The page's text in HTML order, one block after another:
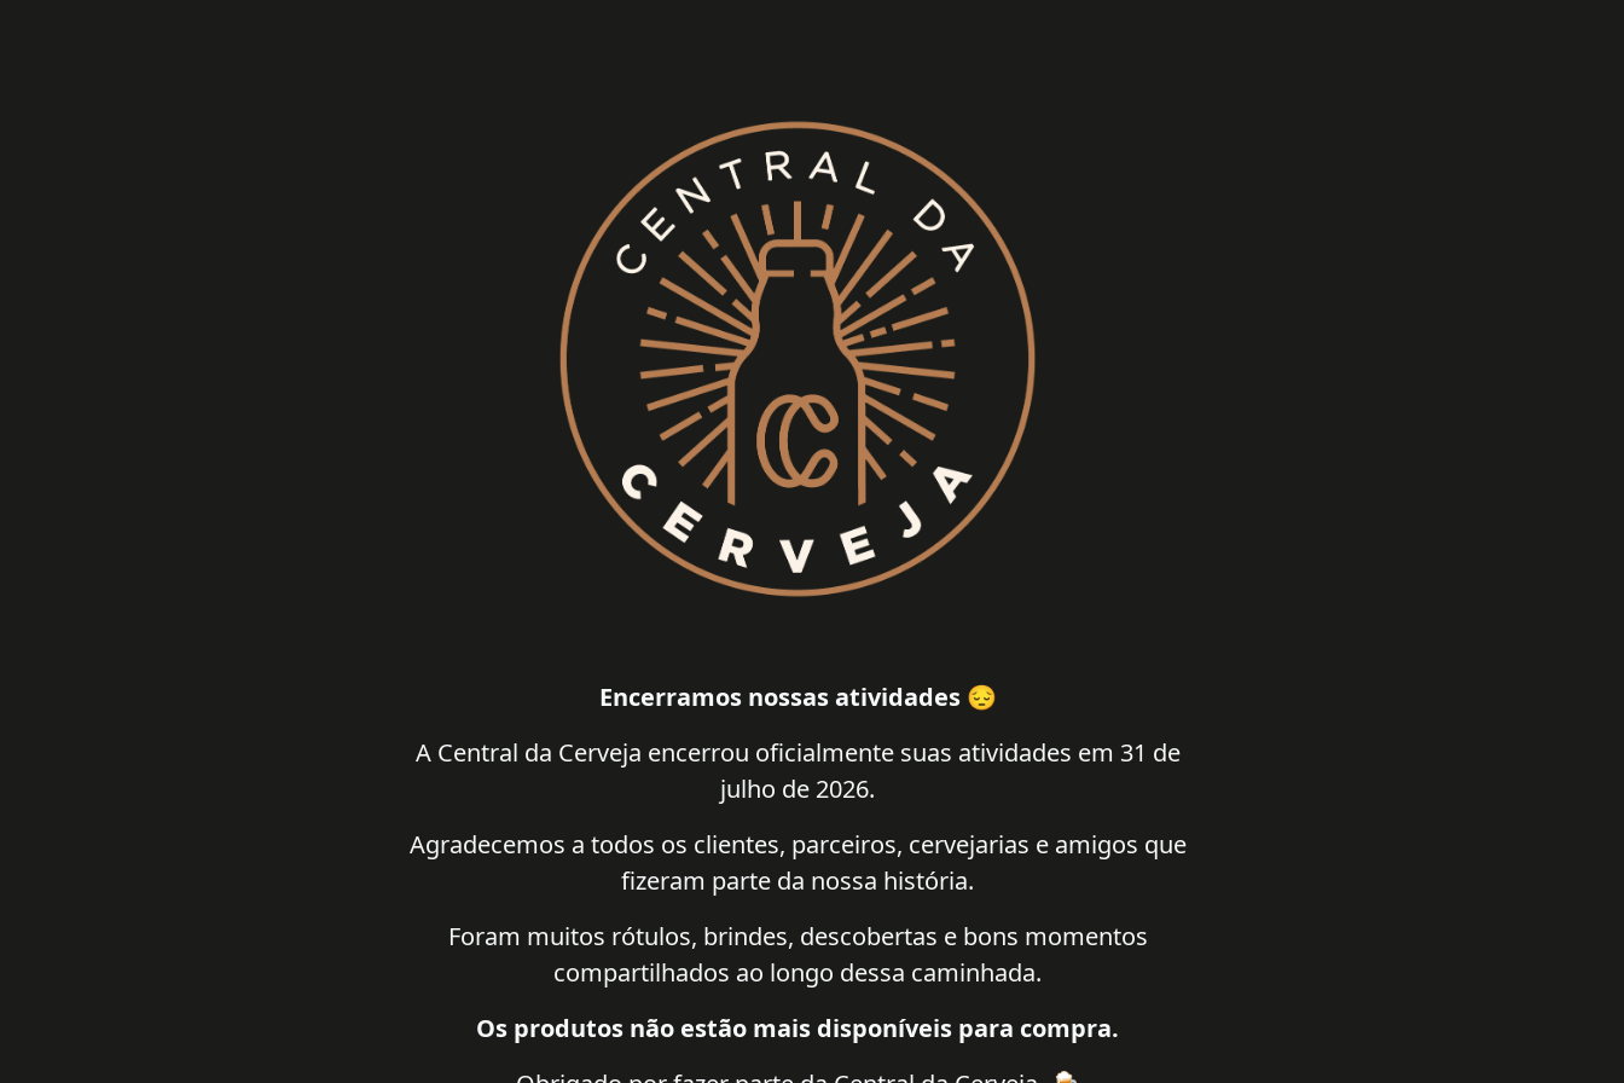
Encerramos nossas atividades 😔
A Central da Cerveja encerrou oficialmente suas atividades em 31 de
julho de 2026.
Agradecemos a todos os clientes, parceiros, cervejarias e amigos que
fizeram parte da nossa história.
Foram muitos rótulos, brindes, descobertas e bons momentos
compartilhados ao longo dessa caminhada.
Os produtos não estão mais disponíveis para compra.